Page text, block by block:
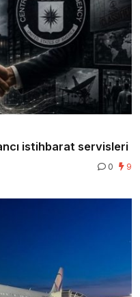
istihbarat servisleri
0 9